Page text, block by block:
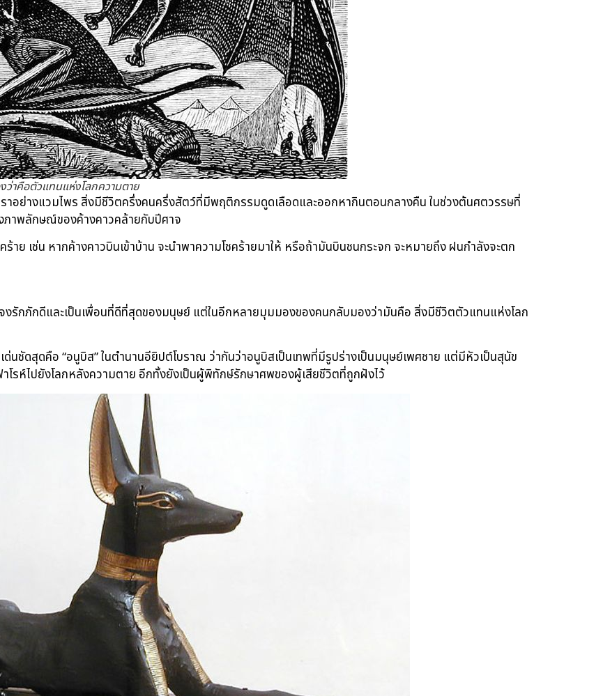
ว่าคือตัวแทนแห่งโลกความตาย
ราอย่างแวมไพร สิ่งมีชีวิตครึ่งคนครึ่งสัตว์ที่มีพฤติกรรมดูดเลือดและออกหากินตอนกลางคืน ในช่วงต้นศตวรรษที่
ภาพลักษณ์ของค้างคาวคล้ายกับปีศาจ
าย เช่น หากค้างคาวบินเข้าบ้าน จะนำพาความโชคร้ายมาให้ หรือถ้ามันบินชนกระจก จะหมายถึง ฝนกำลังจะตก
งรักภักดีและเป็นเพื่อนที่ดีที่สุดของมนุษย์ แต่ในอีกหลายมุมมองของคนกลับมองว่ามันคือ สิ่งมีชีวิตตัวแทนแห่งโลก
ชัดสุดคือ “อนูบิส” ในตำนานอียิปต์โบราณ ว่ากันว่าอนูบิสเป็นเทพที่มีรูปร่างเป็นมนุษย์เพศชาย แต่มีหัวเป็นสุนัข
รห์ไปยังโลกหลังความตาย อีกทั้งยังเป็นผู้พิทักษ์รักษาศพของผู้เสียชีวิตที่ถูกฝังไว้